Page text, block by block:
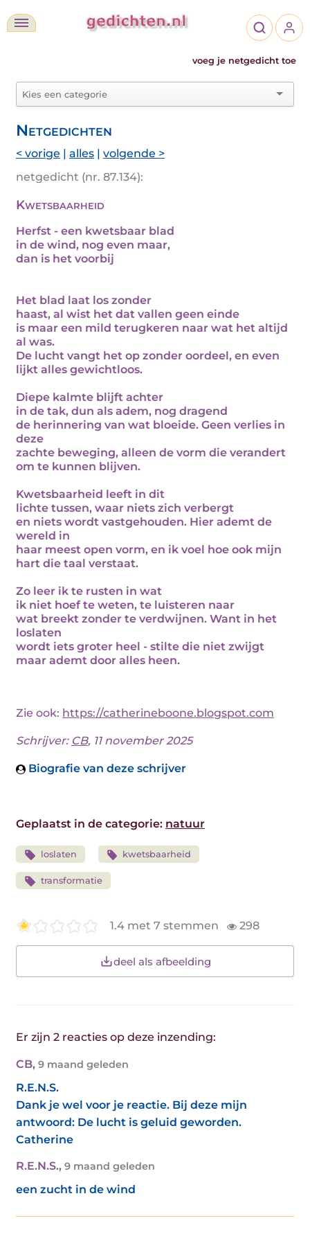
voeg je netgedicht toe
Netgedichten
< vorige | alles | volgende >
netgedicht (nr. 87.134):
Kwetsbaarheid
Herfst - een kwetsbaar blad
in de wind, nog even maar,
dan is het voorbij
Het blad laat los zonder
haast, al wist het dat vallen geen einde
is maar een mild terugkeren naar wat het altijd
al was.
De lucht vangt het op zonder oordeel, en even
lijkt alles gewichtloos.
Diepe kalmte blijft achter
in de tak, dun als adem, nog dragend
de herinnering van wat bloeide. Geen verlies in
deze
zachte beweging, alleen de vorm die verandert
om te kunnen blijven.
Kwetsbaarheid leeft in dit
lichte tussen, waar niets zich verbergt
en niets wordt vastgehouden. Hier ademt de
wereld in
haar meest open vorm, en ik voel hoe ook mijn
hart die taal verstaat.
Zo leer ik te rusten in wat
ik niet hoef te weten, te luisteren naar
wat breekt zonder te verdwijnen. Want in het
loslaten
wordt iets groter heel - stilte die niet zwijgt
maar ademt door alles heen.
Zie ook: https://catherineboone.blogspot.com
Schrijver: CB, 11 november 2025
Biografie van deze schrijver
Geplaatst in de categorie: natuur
loslaten kwetsbaarheid
transformatie
1.4 met 7 stemmen 298
deel als afbeelding
Er zijn 2 reacties op deze inzending:
CB, 9 maand geleden
R.E.N.S.
Dank je wel voor je reactie. Bij deze mijn
antwoord: De lucht is geluid geworden.
Catherine
R.E.N.S., 9 maand geleden
een zucht in de wind